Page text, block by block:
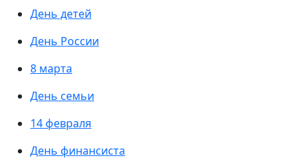
День детей
День России
8 марта
День семьи
14 февраля
День финансиста